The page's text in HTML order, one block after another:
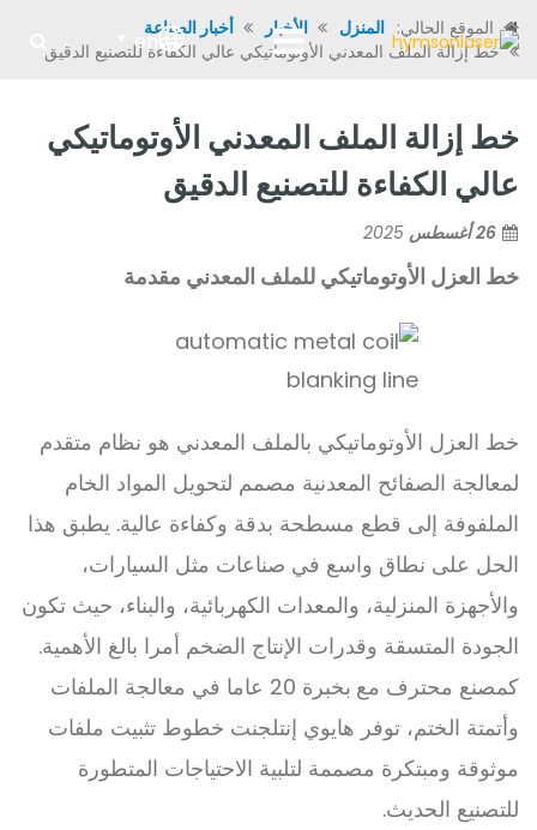
en الموقع الحالي: المنزل الأخبار
أخبار الصناعة
خط إزالة الملف المعدني الأوتوماتيكي عالي الكفاءة للتصنيع الدقيق
خط إزالة الملف المعدني الأوتوماتيكي
عالي الكفاءة للتصنيع الدقيق
26 أغسطس 2025
خط العزل الأوتوماتيكي للملف المعدني مقدمة
خط العزل الأوتوماتيكي بالملف المعدني هو نظام متقدم
لمعالجة الصفائح المعدنية مصمم لتحويل المواد الخام
الملفوفة إلى قطع مسطحة بدقة وكفاءة عالية. يطبق هذا
الحل على نطاق واسع في صناعات مثل السيارات،
والأجهزة المنزلية، والمعدات الكهربائية، والبناء، حيث تكون
الجودة المتسقة وقدرات الإنتاج الضخم أمرا بالغ الأهمية.
كمصنع محترف مع
بخبرة 20 عاما في معالجة الملفات
وأتمتة الختم، توفر هايوي إنتلجنت خطوط تثبيت ملفات
موثوقة ومبتكرة مصممة لتلبية الاحتياجات المتطورة
للتصنيع الحديث.